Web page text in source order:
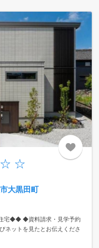
大黒田町
宅◆◆ ◆資料請求・見学予約
ットを見たとお伝えくださ